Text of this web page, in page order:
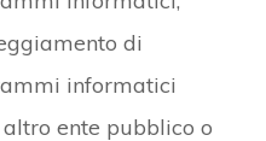
di
informatici
ente pubblico o